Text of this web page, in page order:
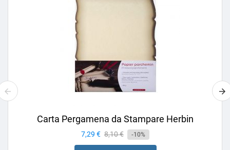
Carta Pergamena da Stampare Herbin
Prezzo
7,29 € Prezzo
base
8,10 € -10%